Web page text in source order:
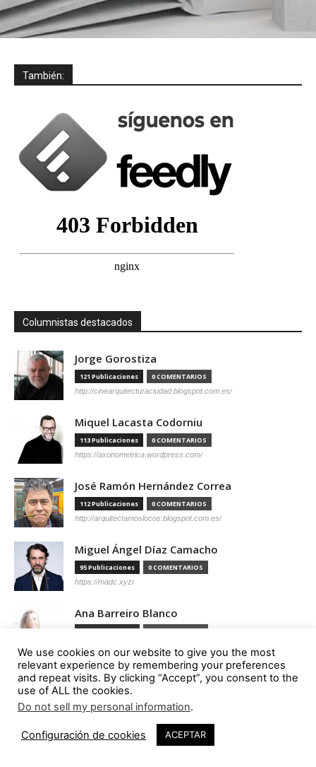
También:
Columnistas destacados
Jorge Gorostiza
121 Publicaciones 0 COMENTARIOS
http://cinearquitecturaciudad.blogspot.com.es/
Miquel Lacasta Codorniu
113 Publicaciones 0 COMENTARIOS
https://axonometrica.wordpress.com/
José Ramón Hernández Correa
112 Publicaciones 0 COMENTARIOS
http://arquitectamoslocos.blogspot.com.es/
Miguel Ángel Díaz Camacho
95 Publicaciones 0 COMENTARIOS
https://madc.xyz/
Ana Barreiro Blanco
92 Publicaciones 0 COMENTARIOS
Íñigo García Odiaga
87 Publicaciones
http://vaumm.com/
Óscar Tenreiro Degwitz
We use cookies on our website to give you the most
relevant experience by remembering your preferences
and repeat visits. By clicking “Accept”, you consent to the
use of ALL the cookies.
Do not sell my personal information.
Configuración de cookies ACEPTAR